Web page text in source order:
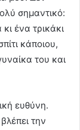
σημαντικό:
ένα τρικάκι
κάποιου,
του και
ευθύνη.
την